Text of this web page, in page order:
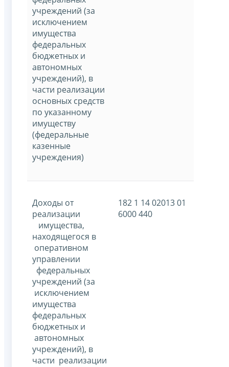
учреждений (за
исключением
имущества
федеральных
бюджетных и
автономных
учреждений), в
части реализации
основных средств
по указанному
имуществу
(федеральные
казенные
учреждения)
Доходы от
реализации
имущества,
находящегося в
оперативном
управлении
федеральных
учреждений (за
исключением
имущества
федеральных
бюджетных и
автономных
учреждений), в
части реализации
182 1 14 02013 01
6000 440